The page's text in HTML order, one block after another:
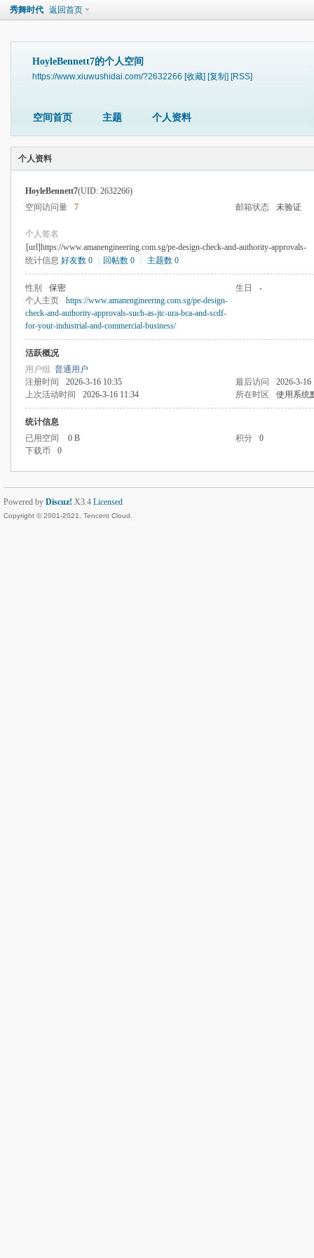
秀舞时代 返回首页
HoyleBennett7的个人空间
https://www.xiuwushidai.com/?2632266 [收藏] [复制] [RSS]
空间首页 主题 个人资料
个人资料
HoyleBennett7(UID: 2632266)
空间访问量
7 邮箱状态 未验证
个人签名
[url]https://www.amanengineering.com.sg/pe-design-check-and-authority-approvals-
统计信息 好友数 0 回帖数 0 主题数 0
性别 保密 生日
-
个人主页
https://www.amanengineering.com.sg/pe-design-
check-and-authority-approvals-such-as-jtc-ura-bca-and-scdf-
for-your-industrial-and-commercial-business/
活跃概况
用户组 普通用户
注册时间
2026-3-16 10:35 最后访问
2026-3-16
上次活动时间
2026-3-16 11:34 所在时区 使用系统
统计信息
已用空间
0 B 积分
0
下载币
0
Powered by Discuz! X3.4 Licensed
Copyright © 2001-2021, Tencent Cloud.